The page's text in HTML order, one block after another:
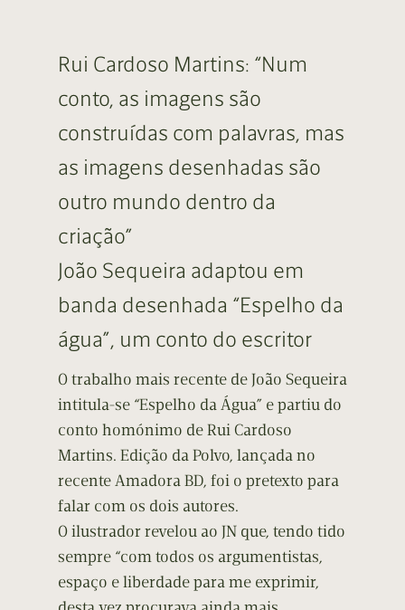
Rui Cardoso Martins: “Num
conto, as imagens são
construídas com palavras, mas
as imagens desenhadas são
outro mundo dentro da
criação”
João Sequeira adaptou em
banda desenhada “Espelho da
água”, um conto do escritor
O trabalho mais recente de João Sequeira
intitula-se “Espelho da Água” e partiu do
conto homónimo de Rui Cardoso
Martins. Edição da Polvo, lançada no
recente Amadora BD, foi o pretexto para
falar com os dois autores.
O ilustrador revelou ao JN que, tendo tido
sempre “com todos os argumentistas,
espaço e liberdade para me exprimir,